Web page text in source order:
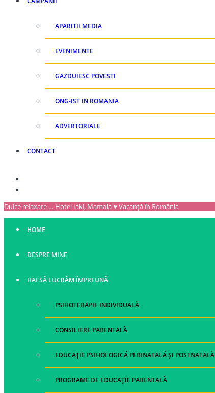
APARITII MEDIA
EVENIMENTE
GAZDUIESC POVESTI
ONG-IST IN ROMANIA
ADVERTORIALE
CONTACT
Dulce relaxare … Hotel Iaki, Mamaia ♥ Vacanță în România
HOME
DESPRE MINE
HAI SĂ LUCRĂM ÎMPREUNĂ
PSIHOTERAPIE INDIVIDUALĂ
CONSILIERE PARENTALĂ
EDUCAȚIE PSIHOLOGICĂ PERINATALĂ ȘI POSTNATALĂ
PROGRAME DE EDUCAȚIE PARENTALĂ